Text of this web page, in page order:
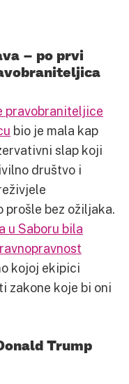
– po prvi
pravobraniteljice
bio je mala kap
slap koji
društvo i
prošle bez ožiljaka.
u Saboru bila
kojoj ekipici
zakone koje bi oni
Trump